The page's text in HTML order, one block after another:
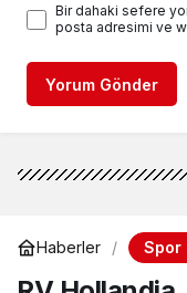
Bir dahaki sefere
posta adresimi ve
Yorum Gönder
Haberler Spor